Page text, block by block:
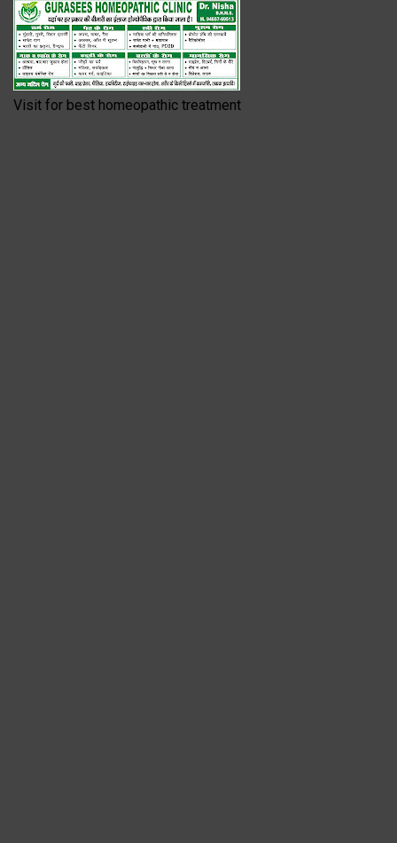
Visit for best homeopathic treatment